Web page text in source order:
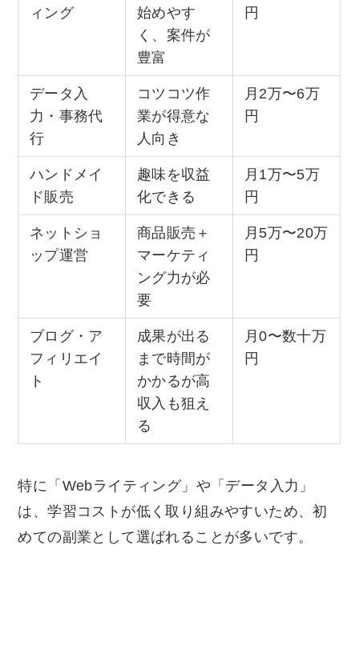
ィング
始めやす
く、案件が
豊富
円
データ入
力・事務代
行
コツコツ作
業が得意な
人向き
月2万〜6万
円
ハンドメイ
ド販売
趣味を収益
化できる
月1万〜5万
円
ネットショ
ップ運営
商品販売＋
マーケティ
ング力が必
要
月5万〜20万
円
ブログ・ア
フィリエイ
ト
成果が出る
まで時間が
かかるが高
収入も狙え
る
月0〜数十万
円
特に「Webライティング」や「データ入力」
は、学習コストが低く取り組みやすいため、初
めての副業として選ばれることが多いです。